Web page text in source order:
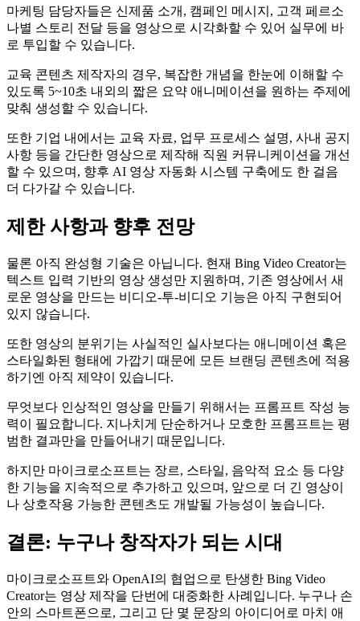
마케팅 담당자들은 신제품 소개, 캠페인 메시지, 고객 페르소
나별 스토리 전달 등을 영상으로 시각화할 수 있어 실무에 바
로 투입할 수 있습니다.
교육 콘텐츠 제작자의 경우, 복잡한 개념을 한눈에 이해할 수
있도록 5~10초 내외의 짧은 요약 애니메이션을 원하는 주제에
맞춰 생성할 수 있습니다.
또한 기업 내에서는 교육 자료, 업무 프로세스 설명, 사내 공지
사항 등을 간단한 영상으로 제작해 직원 커뮤니케이션을 개선
할 수 있으며, 향후 AI 영상 자동화 시스템 구축에도 한 걸음
더 다가갈 수 있습니다.
제한 사항과 향후 전망
물론 아직 완성형 기술은 아닙니다. 현재 Bing Video Creator는
텍스트 입력 기반의 영상 생성만 지원하며, 기존 영상에서 새
로운 영상을 만드는 비디오-투-비디오 기능은 아직 구현되어
있지 않습니다.
또한 영상의 분위기는 사실적인 실사보다는 애니메이션 혹은
스타일화된 형태에 가깝기 때문에 모든 브랜딩 콘텐츠에 적용
하기엔 아직 제약이 있습니다.
무엇보다 인상적인 영상을 만들기 위해서는 프롬프트 작성 능
력이 필요합니다. 지나치게 단순하거나 모호한 프롬프트는 평
범한 결과만을 만들어내기 때문입니다.
하지만 마이크로소프트는 장르, 스타일, 음악적 요소 등 다양
한 기능을 지속적으로 추가하고 있으며, 앞으로 더 긴 영상이
나 상호작용 가능한 콘텐츠도 개발될 가능성이 높습니다.
결론: 누구나 창작자가 되는 시대
마이크로소프트와 OpenAI의 협업으로 탄생한 Bing Video
Creator는 영상 제작을 단번에 대중화한 사례입니다. 누구나 손
안의 스마트폰으로, 그리고 단 몇 문장의 아이디어로 마치 애